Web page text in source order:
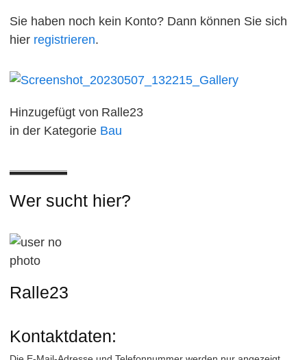
Hinzugefügt von Ralle23
in der Kategorie Bau
Wer sucht hier?
Ralle23
Kontaktdaten:
Sie haben noch kein Konto? Dann können Sie sich
hier registrieren.